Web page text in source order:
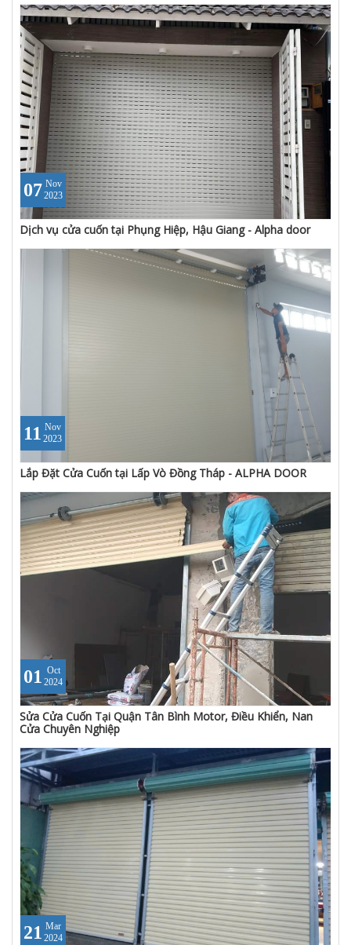
07 Nov
2023
Dịch vụ cửa cuốn tại Phụng Hiệp, Hậu Giang - Alpha door
11 Nov
2023
Lắp Đặt Cửa Cuốn tại Lấp Vò Đồng Tháp - ALPHA DOOR
01 Oct
2024
Sửa Cửa Cuốn Tại Quận Tân Bình Motor, Điều Khiển, Nan
Cửa Chuyên Nghiệp
21 Mar
2024